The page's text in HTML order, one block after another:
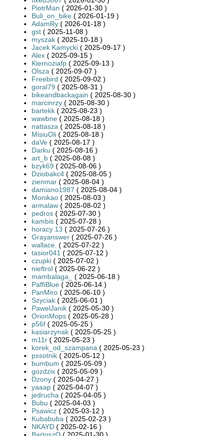
PiotrMan ( 2026-01-30 )
Buli_on_bike ( 2026-01-19 )
AdamRy ( 2026-01-18 )
gst ( 2025-11-08 )
myszak ( 2025-10-18 )
Jacek Kamycki ( 2025-09-17 )
Alex ( 2025-09-15 )
Kiernoziafp ( 2025-09-13 )
Olsza ( 2025-09-07 )
Freebird ( 2025-09-02 )
goral79 ( 2025-08-31 )
bikeandbackagain ( 2025-08-30 )
marcinrzy ( 2025-08-30 )
bartekk ( 2025-08-23 )
wawbne ( 2025-08-18 )
nattasza ( 2025-08-18 )
MisiuOli ( 2025-08-18 )
daVe ( 2025-08-17 )
Darku ( 2025-08-16 )
art_b ( 2025-08-08 )
bzyk69 ( 2025-08-06 )
Dziobakc4 ( 2025-08-05 )
zienmar ( 2025-08-04 )
damiano1987 ( 2025-08-04 )
Monikao ( 2025-08-03 )
armalaw ( 2025-08-02 )
pedros ( 2025-07-30 )
kambis ( 2025-07-28 )
horacy 13 ( 2025-07-26 )
Grayanswer ( 2025-07-26 )
wallace. ( 2025-07-22 )
tasior041 ( 2025-07-12 )
czupki ( 2025-07-02 )
nieftrol ( 2025-06-22 )
mambalaga_
( 2025-06-18 )
PaffiBlue ( 2025-06-14 )
PanMiro ( 2025-06-10 )
Szyciak ( 2025-06-01 )
PawelJanik ( 2025-05-30 )
OrionMops ( 2025-05-28 )
p56f ( 2025-05-25 )
kasiarzynak ( 2025-05-25 )
m11r ( 2025-05-23 )
korek_od_szampana ( 2025-05-23 )
pssotnik ( 2025-05-12 )
bumbum ( 2025-05-09 )
gozdzix ( 2025-05-09 )
Dzony ( 2025-04-27 )
yaaap ( 2025-04-07 )
jedrucha ( 2025-04-05 )
Bubu ( 2025-04-03 )
Psawicz ( 2025-03-12 )
Kubabuba ( 2025-02-23 )
NKAYD ( 2025-02-16 )
BartoszO ( 2025-01-30 )